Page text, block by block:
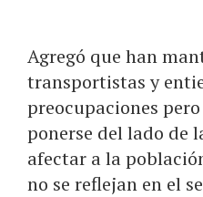
Agregó que han
transportistas y
preocupaciones
ponerse del lado de
afectar a la
no se reflejan en el